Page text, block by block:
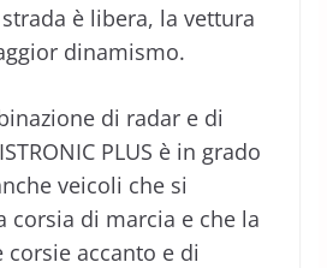
è libera, la vettura
dinamismo.
di radar e di
PLUS è in grado
veicoli che si
corsia di marcia e che la
accanto e di